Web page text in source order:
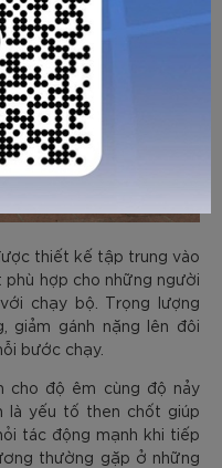
thiết kế tập trung vào
hợp cho những người
chạy bộ. Trọng lượng
giảm gánh nặng lên đôi
bước chạy.
cho độ êm cùng độ nảy
là yếu tố then chốt giúp
tác động mạnh khi tiếp
thường gặp ở những